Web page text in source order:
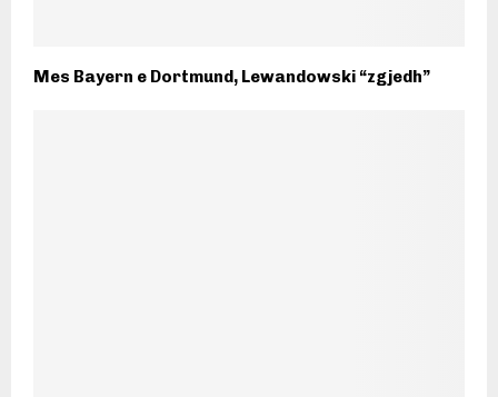
Mes Bayern e Dortmund, Lewandowski “zgjedh”